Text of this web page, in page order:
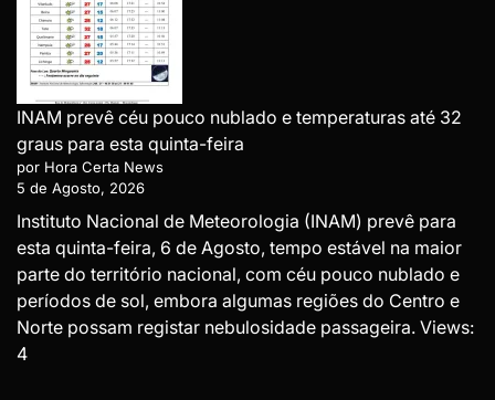
INAM prevê céu pouco nublado e temperaturas até 32
graus para esta quinta-feira
por Hora Certa News
5 de Agosto, 2026
Instituto Nacional de Meteorologia (INAM) prevê para
esta quinta-feira, 6 de Agosto, tempo estável na maior
parte do território nacional, com céu pouco nublado e
períodos de sol, embora algumas regiões do Centro e
Norte possam registar nebulosidade passageira. Views:
4